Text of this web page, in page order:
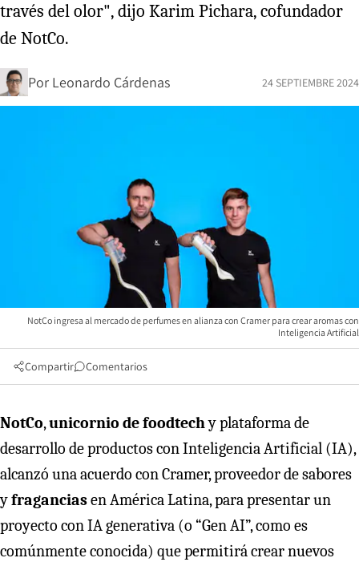
través del olor", dijo Karim Pichara, cofundador
de NotCo.
Por Leonardo Cárdenas 24 SEPTIEMBRE 2024
NotCo ingresa al mercado de perfumes en alianza con Cramer para crear aromas con
Inteligencia Artificial
Compartir Comentarios
NotCo,unicornio de foodtechy plataforma de
desarrollo de productos con Inteligencia Artificial (IA),
alcanzó una acuerdo con Cramer, proveedor de sabores
yfraganciasen América Latina, para presentar un
proyecto con IA generativa (o “Gen AI”, como es
comúnmente conocida) que permitirá crear nuevos